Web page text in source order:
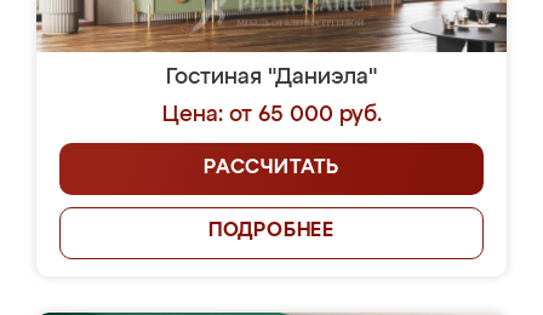
Гостиная "Даниэла"
Цена: от 65 000 руб.
РАССЧИТАТЬ
ПОДРОБНЕЕ